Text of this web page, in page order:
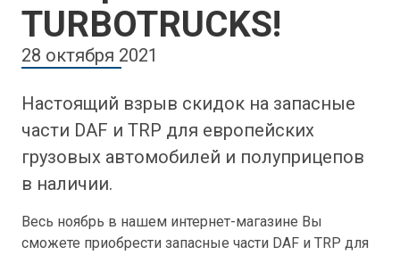
TURBOTRUCKS!
28 октября 2021
Настоящий взрыв скидок на запасные
части DAF и TRP для европейских
грузовых автомобилей и полуприцепов
в наличии.
Весь ноябрь в нашем интернет-магазине Вы
сможете приобрести запасные части DAF и TRP для